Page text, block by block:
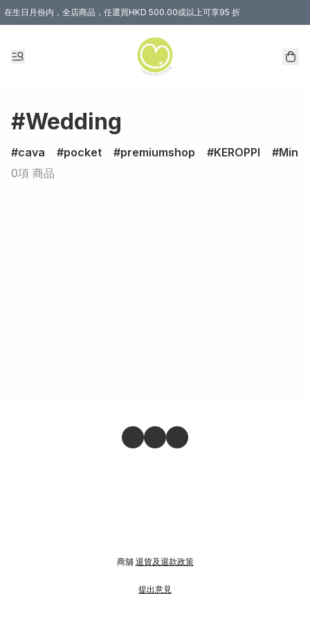
在生日月份内，全店商品，任選買HKD 500.00或以上可享95 折
#Wedding
cava pocket premiumshop KEROPPI
0項 商品
商舖 退貨及退款政策
提出意見